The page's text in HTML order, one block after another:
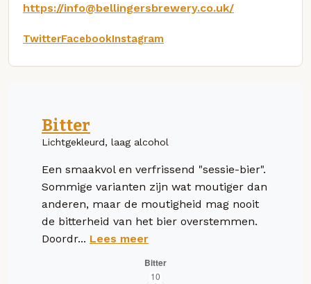
https://info@bellingersbrewery.co.uk/
TwitterFacebookInstagram
Bitter
Lichtgekleurd, laag alcohol
Een smaakvol en verfrissend "sessie-bier".
Sommige varianten zijn wat moutiger dan
anderen, maar de moutigheid mag nooit
de bitterheid van het bier overstemmen.
Doordr... Lees meer